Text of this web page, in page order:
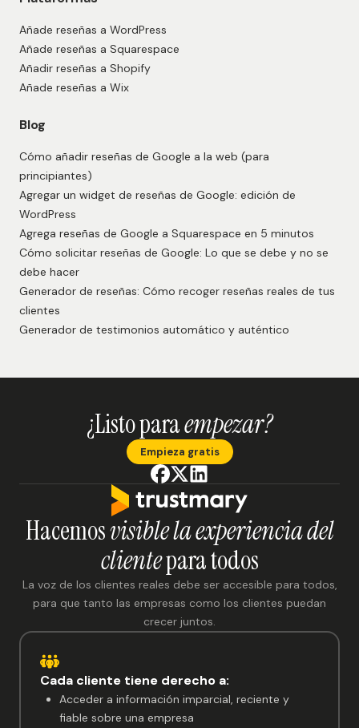
Añade reseñas a WordPress
Añade reseñas a Squarespace
Añadir reseñas a Shopify
Añade reseñas a Wix
Blog
Cómo añadir reseñas de Google a la web (para
principiantes)
Agregar un widget de reseñas de Google: edición de
WordPress
Agrega reseñas de Google a Squarespace en 5 minutos
Cómo solicitar reseñas de Google: Lo que se debe y no se
debe hacer
Generador de reseñas: Cómo recoger reseñas reales de tus
clientes
Generador de testimonios automático y auténtico
¿Listo paraempezar?
Empieza gratis
Hacemosvisible la experiencia del
clientepara todos
La voz de los clientes reales debe ser accesible para todos,
para que tanto las empresas como los clientes puedan
crecer juntos.
Cada cliente tiene derecho a:
Acceder a información imparcial, reciente y
fiable sobre una empresa